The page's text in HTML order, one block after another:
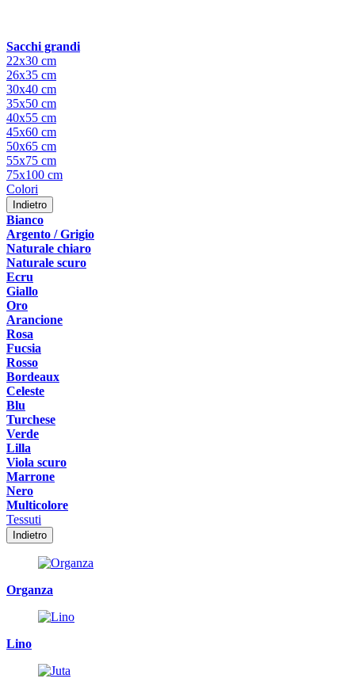
Sacchi grandi
22x30 cm
26x35 cm
30x40 cm
35x50 cm
40x55 cm
45x60 cm
50x65 cm
55x75 cm
75x100 cm
Colori
Indietro
Bianco
Argento / Grigio
Naturale chiaro
Naturale scuro
Ecru
Giallo
Oro
Arancione
Rosa
Fucsia
Rosso
Bordeaux
Celeste
Blu
Turchese
Verde
Lilla
Viola scuro
Marrone
Nero
Multicolore
Tessuti
Indietro
Organza
Lino